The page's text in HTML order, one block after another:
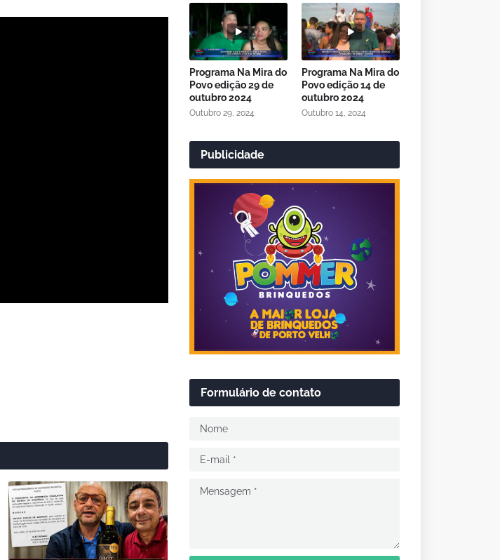
Programa Na Mira do
Povo edição 29 de
outubro 2024
Outubro 29, 2024
Programa Na Mira do
Povo edição 14 de
outubro 2024
Outubro 14, 2024
Publicidade
Formulário de contato